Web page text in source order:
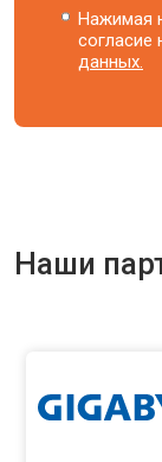
Нажимая
согласие
данных.
Наши